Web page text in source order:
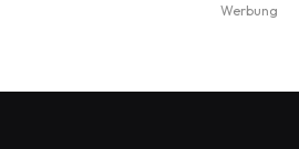
Werbung